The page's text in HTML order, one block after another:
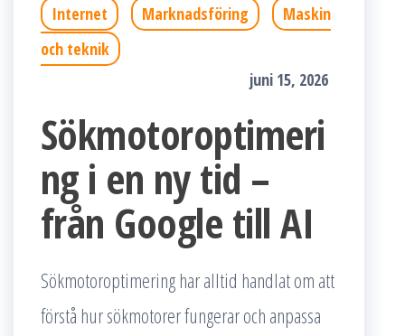
Internet Marknadsföring
Maskin
och teknik
juni 15, 2026
Sökmotoroptimeri
ng i en ny tid –
från Google till AI
Sökmotoroptimering har alltid handlat om att
förstå hur sökmotorer fungerar och anpassa